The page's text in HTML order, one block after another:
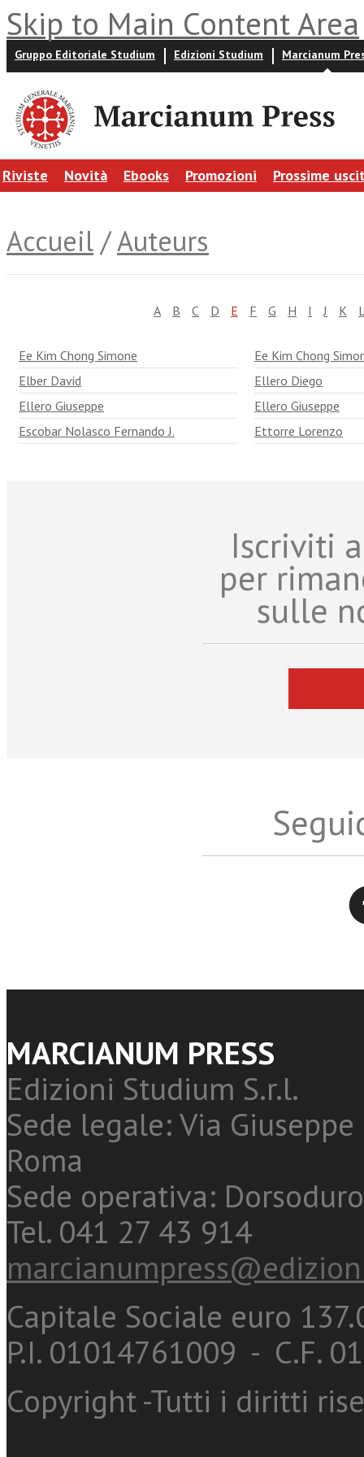
Skip to Main Content Area
Gruppo Editoriale Studium Edizioni Studium Marcianum
Riviste Novità Ebooks Promozioni Prossime
Accueil /Auteurs
A B C D E F G H I J K
Ee Kim Chong Simone
Ee Kim Chong
Elber David
Ellero Diego
Ellero Giuseppe
Ellero Giuseppe
Escobar Nolasco Fernando J.
Ettorre Lorenzo
Iscriviti
per
sulle
MARCIANUM PRESS
Edizioni Studium S.r.l.
Sede legale: Via
Roma
Sede operativa:
Tel. 041 27 43 914
Capitale Sociale euro
P.I. 01014761009 - C.F.
Copyright -Tutti i diritti